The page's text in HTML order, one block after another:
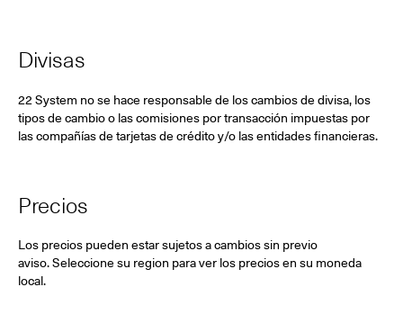
Divisas
22 System no se hace responsable de los cambios de divisa, los
tipos de cambio o las comisiones por transacción impuestas por
las compañías de tarjetas de crédito y/o las entidades financieras.
Precios
Los precios pueden estar sujetos a cambios sin previo
aviso. Seleccione su region para ver los precios en su moneda
local.